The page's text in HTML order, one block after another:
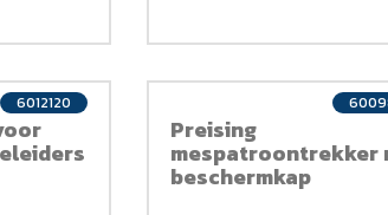
6012120
Preising
mespatroontrekker
beschermkap